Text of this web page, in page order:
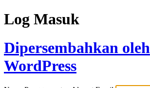
Log Masuk
Dipersembahkan oleh
WordPress